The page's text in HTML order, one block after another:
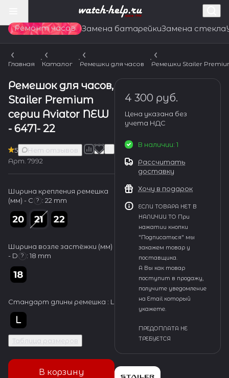
Ремонт часов Замена батарейкиЗамена стекла
Главная Каталог Ремешки для часов Ремешки Stailer
Ремешок для часов,
Stailer Premium
серии Aviator NEW
- 6471- 22
5
Нет отзывов
Арт. 7992
Ширина крепления ремешка
(мм) - С ? : 22 mm
Ширина возле застёжки (мм)
- D ? : 18 mm
Стандарт длины ремешка : L
Таблица размеров
В корзину
4 300 руб.
Цена указана без
учета НДС
В наличии: 1
Рассчитать
доставку
Хочу в подарок
ЕСЛИ ТОВАРА НЕТ В
НАЛИЧИИ ТО При
нажатии кнопки
"Подписаться" мы
закажем товар у
поставщика.
А Вы как товар
поступит в продажу,
получите уведомление
на Email который
укажете.
ПРЕДОПЛАТА НЕ
ТРЕБУЕТСЯ